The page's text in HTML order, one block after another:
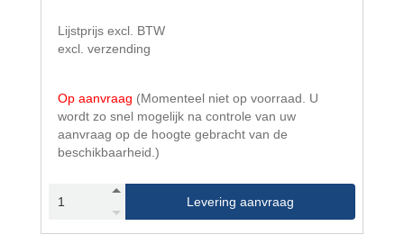
Lijstprijs excl. BTW
excl. verzending
Op aanvraag (Momenteel niet op voorraad. U
wordt zo snel mogelijk na controle van uw
aanvraag op de hoogte gebracht van de
beschikbaarheid.)
Levering aanvraag